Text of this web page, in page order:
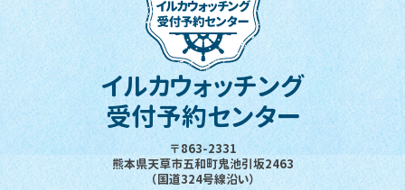
イルカウォッチング
受付予約センター
〒863-2331
熊本県天草市五和町鬼池引坂2463
（国道324号線沿い）